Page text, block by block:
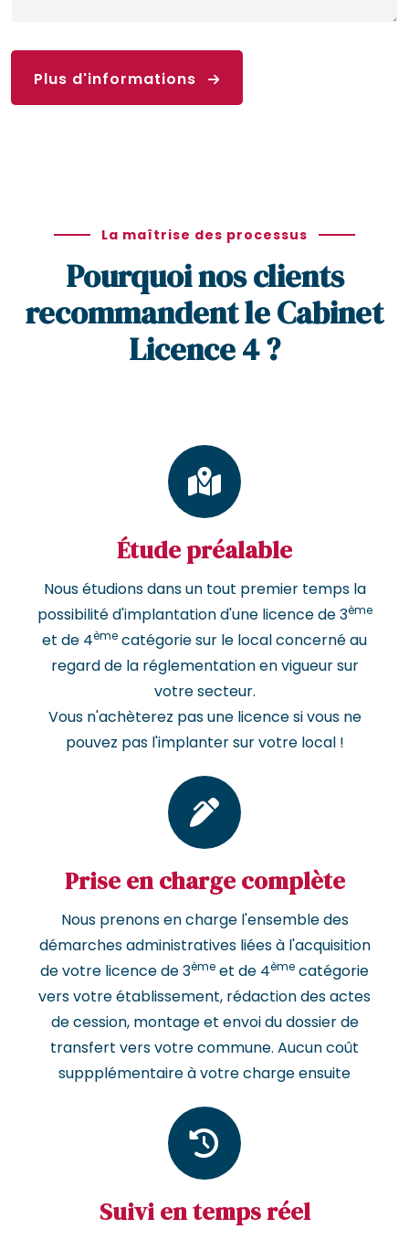
Plus d'informations
La maîtrise des processus
Pourquoi nos clients
recommandent le Cabinet
Licence 4 ?
Étude préalable
Nous étudions dans un tout premier temps la
possibilité d'implantation d'une licence de 3ème
et de 4ème catégorie sur le local concerné au
regard de la réglementation en vigueur sur
votre secteur.
Vous n'achèterez pas une licence si vous ne
pouvez pas l'implanter sur votre local !
Prise en charge complète
Nous prenons en charge l'ensemble des
démarches administratives liées à l'acquisition
de votre licence de 3ème et de 4ème catégorie
vers votre établissement, rédaction des actes
de cession, montage et envoi du dossier de
transfert vers votre commune. Aucun coût
suppplémentaire à votre charge ensuite
Suivi en temps réel